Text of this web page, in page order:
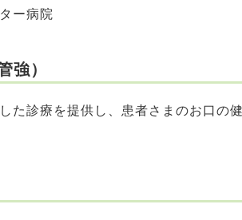
ー病院
強）
診療を提供し、患者さまのお口の